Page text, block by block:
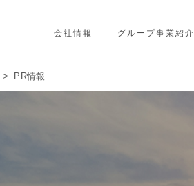
会社情報 グループ事業紹介
> PR情報